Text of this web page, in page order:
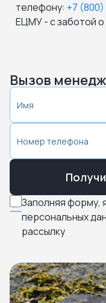
телефону: +7
ЕЦМУ - с заботой о
Вызов
Заполняя форму,
персональных
рассылку